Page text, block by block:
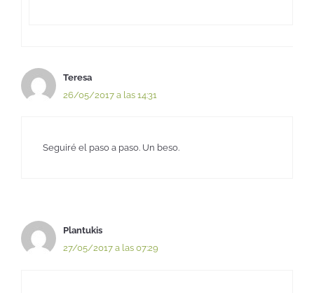
Teresa
26/05/2017 a las 14:31
Seguiré el paso a paso. Un beso.
Plantukis
27/05/2017 a las 07:29